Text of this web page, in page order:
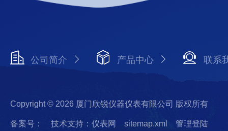
公司简介 产品中心 联系
Copyright © 2026 厦门欣锐仪器仪表有限公司 版权所有
备案号： 技术支持：仪表网 sitemap.xml 管理登陆